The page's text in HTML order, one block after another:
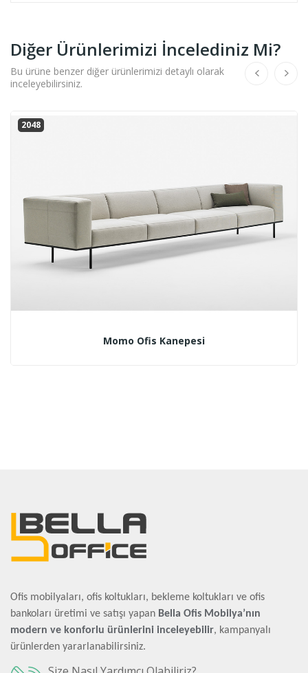
Diğer Ürünlerimizi İncelediniz Mi?
Bu ürüne benzer diğer ürünlerimizi detaylı olarak
inceleyebilirsiniz.
2048
Momo Ofis Kanepesi
Ofis mobilyaları, ofis koltukları, bekleme koltukları ve ofis
bankoları üretimi ve satışı yapan Bella Ofis Mobilya’nın
modern ve konforlu ürünlerini inceleyebilir, kampanyalı
ürünlerden yararlanabilirsiniz.